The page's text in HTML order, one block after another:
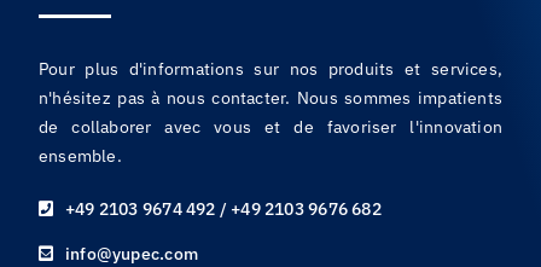
Pour plus d'informations sur nos produits et services,
n'hésitez pas à nous contacter. Nous sommes impatients
de collaborer avec vous et de favoriser l'innovation
ensemble.
+49 2103 9674 492 / +49 2103 9676 682
info@yupec.com